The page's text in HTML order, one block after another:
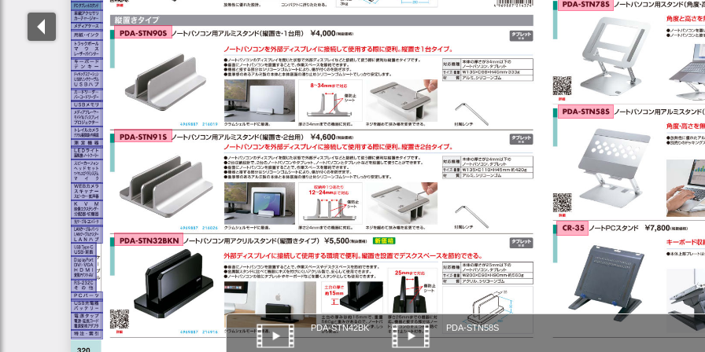
PDA-STN42BK PDA-STN58S